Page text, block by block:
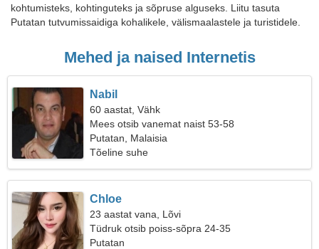
kohtumisteks, kohtinguteks ja sõpruse alguseks. Liitu tasuta
Putatan tutvumissaidiga kohalikele, välismaalastele ja turistidele.
Mehed ja naised Internetis
Nabil
60 aastat, Vähk
Mees otsib vanemat naist 53-58
Putatan, Malaisia
Tõeline suhe
Chloe
23 aastat vana, Lõvi
Tüdruk otsib poiss-sõpra 24-35
Putatan